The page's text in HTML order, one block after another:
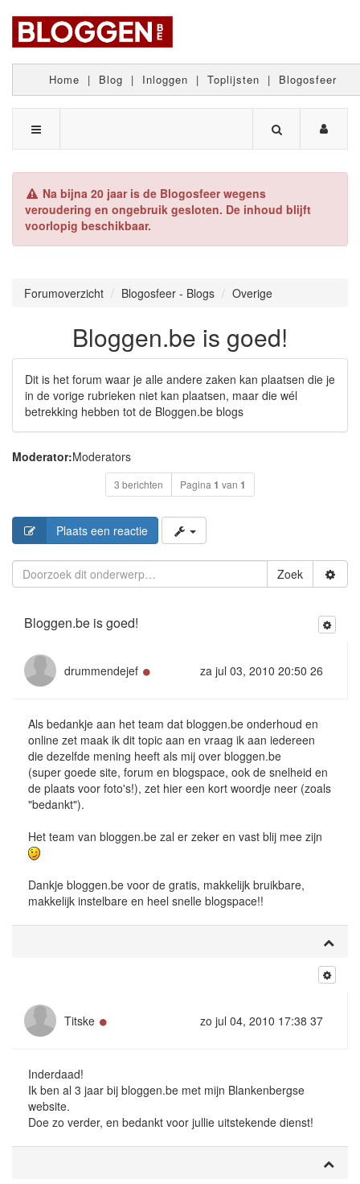
Home | Blog | Inloggen | Toplijsten | Blogosfeer
Na bijna 20 jaar is de Blogosfeer wegens
veroudering en ongebruik gesloten. De inhoud blijft
voorlopig beschikbaar.
Forumoverzicht Blogosfeer - Blogs Overige
Bloggen.be is goed!
Dit is het forum waar je alle andere zaken kan plaatsen die je
in de vorige rubrieken niet kan plaatsen, maar die wél
betrekking hebben tot de Bloggen.be blogs
Moderator:Moderators
3 berichten Pagina 1 van 1
Plaats een reactie
Zoek
Bloggen.be is goed!
drummendejef za jul 03, 2010 20:50 26
Als bedankje aan het team dat bloggen.be onderhoud en
online zet maak ik dit topic aan en vraag ik aan iedereen
die dezelfde mening heeft als mij over bloggen.be
(super goede site, forum en blogspace, ook de snelheid en
de plaats voor foto's!), zet hier een kort woordje neer (zoals
"bedankt").
Het team van bloggen.be zal er zeker en vast blij mee zijn
Dankje bloggen.be voor de gratis, makkelijk bruikbare,
makkelijk instelbare en heel snelle blogspace!!
Titske zo jul 04, 2010 17:38 37
Inderdaad!
Ik ben al 3 jaar bij bloggen.be met mijn Blankenbergse
website.
Doe zo verder, en bedankt voor jullie uitstekende dienst!